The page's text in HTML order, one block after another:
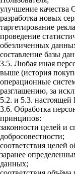
улучшение качества
разработка новых
таргетирование
проведение
обезличенных
составление базы
3.5. Любая иная
выше (история
операционные
разглашению, за
5.2. и 5.3.
3.6. Обработка
принципов:
законности целей и
добросовестности;
соответствия целей
заранее
данных;